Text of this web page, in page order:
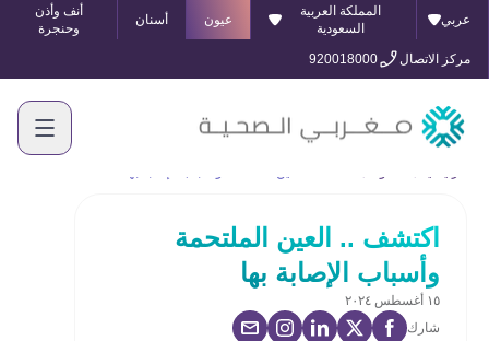
عربي
المملكة العربية
السعودية
عيون أسنان
أنف وأذن
وحنجرة
مركز الاتصال
920018000
اكتشف .. العين الملتحمة
وأسباب الإصابة بها
١٥ أغسطس ٢٠٢٤
شارك